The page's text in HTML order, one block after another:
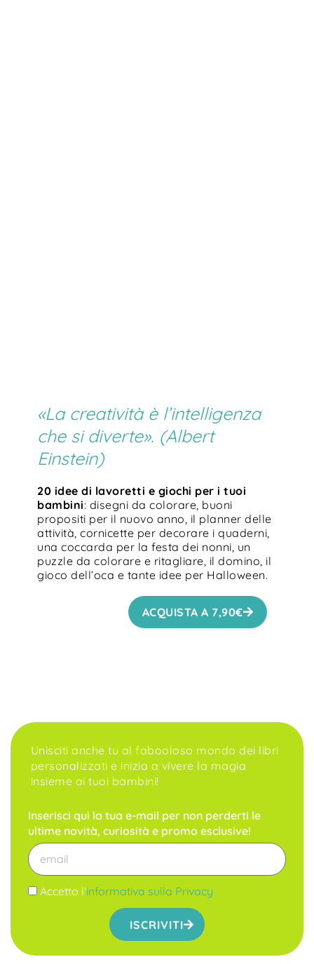
«La creatività è l’intelligenza
che si diverte». (Albert
Einstein)
20 idee di lavoretti e giochi per i tuoi
bambini: disegni da colorare, buoni
propositi per il nuovo anno, il planner delle
attività, cornicette per decorare i quaderni,
una coccarda per la festa dei nonni, un
puzzle da colorare e ritagliare, il domino, il
gioco dell’oca e tante idee per Halloween.
ACQUISTA A 7,90€
Unisciti anche tu al fabooloso mondo dei libri
personalizzati e inizia a vivere la magia
insieme ai tuoi bambini!
Inserisci qui la tua e-mail per non perderti le
ultime novità, curiosità e promo esclusive!
Accetto l'informativa sulla Privacy
ISCRIVITI